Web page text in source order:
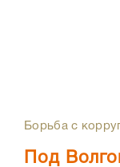
Борьба с
Под